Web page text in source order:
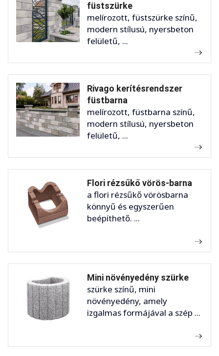
füstszürke
melírozott, füstszürke színű,
modern stílusú, nyersbeton
felületű, ...
Rivago kerítésrendszer
füstbarna
melírozott, füstbarna színű,
modern stílusú, nyersbeton
felületű, ...
Flori rézsűkő vörös-barna
a flori rézsűkő vörösbarna
könnyű és egyszerűen
beépíthető. ...
Mini növényedény szürke
szürke színű, mini
növényedény, amely
izgalmas formájával a szép ...